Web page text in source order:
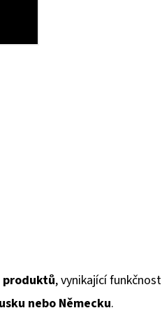
produktů, vynikající funkčnost
nebo Německu.